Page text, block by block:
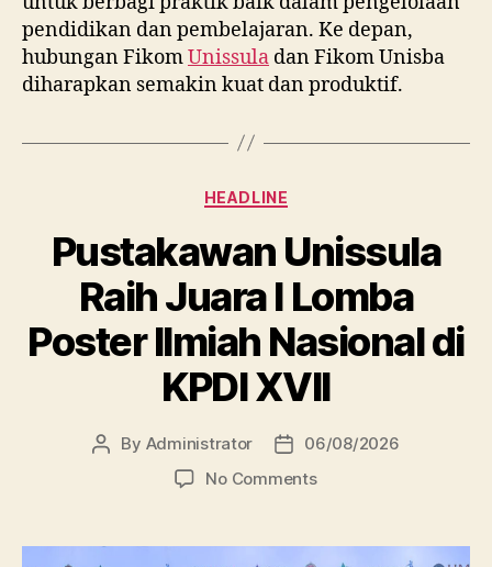
pendidikan dan pembelajaran. Ke depan,
hubungan FikomUnissula dan Fikom Unisba
diharapkan semakin kuat dan produktif.
Categories
HEADLINE
Pustakawan Unissula
Raih Juara I Lomba
Poster Ilmiah Nasional di
KPDI XVII
Post
By Administrator
Post
date
06/08/2026
No Commentson
Raih